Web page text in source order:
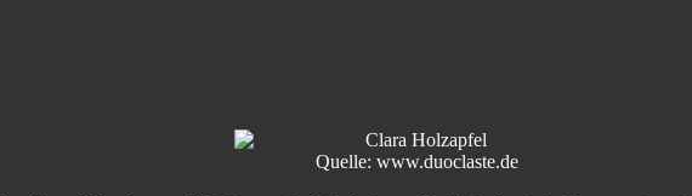
Quelle: www.duoclaste.de